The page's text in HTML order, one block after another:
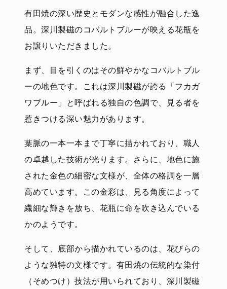
有田焼の深い歴史とモダンな感性が融合した逸
品。深川製磁のコバルトブルーが映える花瓶を
お譲りいただきました。
まず、目を引くのはその鮮やかなコバルトブル
ーの地色です。これは深川製磁が誇る「フカガ
ワブルー」と呼ばれる独自の色調で、見る者を
惹きつける深い魅力があります。
葉脈の一本一本まで丁寧に描かれており、職人
の卓越した技術が光ります。さらに、地色に施
された金色の細密な文様が、全体の格調を一層
高めています。この金彩は、見る角度によって
繊細な輝きを放ち、花瓶に命を吹き込んでいる
かのようです。
そして、底部から描かれているのは、花びらの
ような独特の文様です。有田焼の伝統的な染付
（そめつけ）技法が用いられており、深川製磁